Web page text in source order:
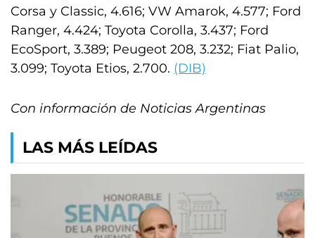
Corsa y Classic, 4.616; VW Amarok, 4.577; Ford
Ranger, 4.424; Toyota Corolla, 3.437; Ford
EcoSport, 3.389; Peugeot 208, 3.232; Fiat Palio,
3.099; Toyota Etios, 2.700. (DIB)
Con información de Noticias Argentinas
LAS MÁS LEÍDAS